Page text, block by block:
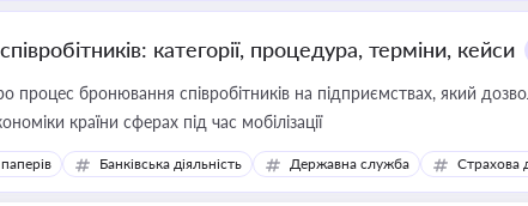
категорії, процедура, терміни, кейси
процес бронювання співробітників на підприємствах, який
країни сферах під час мобілізації
Банківська діяльність Державна служба Страхова